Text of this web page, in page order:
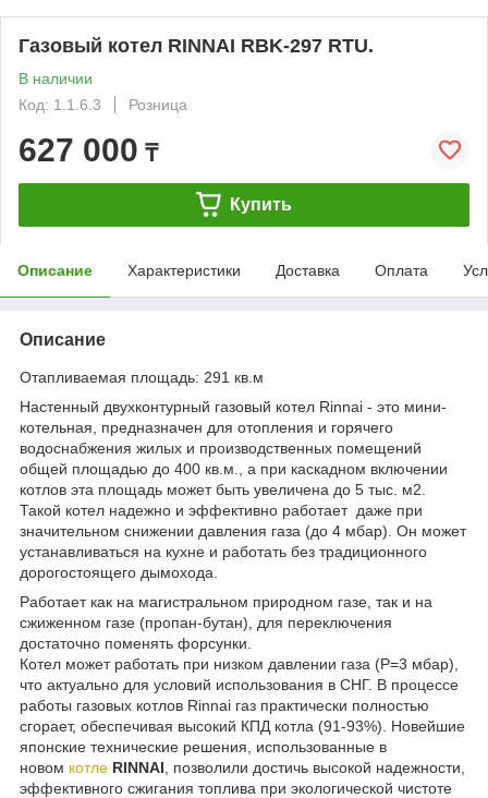
Газовый котел RINNAI RBK-297 RTU.
В наличии
Код: 1.1.6.3
Розница
627 000 ₸
Купить
Описание Характеристики Доставка Оплата
Описание
Отапливаемая площадь: 291 кв.м
Настенный двухконтурный газовый котел Rinnai - это мини-
котельная, предназначен для отопления и горячего
водоснабжения жилых и производственных помещений
общей площадью до 400 кв.м., а при каскадном включении
котлов эта площадь может быть увеличена до 5 тыс. м2
Такой котел надежно и эффективно работает даже при
значительном снижении давления газа (до 4 мбар). Он может
устанавливаться на кухне и работать без традиционного
дорогостоящего дымохода.
Работает как на магистральном природном газе, так и на
сжиженном газе (пропан-бутан), для переключения
достаточно поменять форсунки.
Котел может работать при низком давлении газа (P=3 мбар),
что актуально для условий использования в СНГ. В процессе
работы газовых котлов Rinnai газ практически полностью
сгорает, обеспечивая высокий КПД котла (91-93%). Новейшие
японские технические решения, использованные в
новом котле RINNAI , позволили достичь высокой надежности,
эффективного сжигания топлива при экологической чистоте